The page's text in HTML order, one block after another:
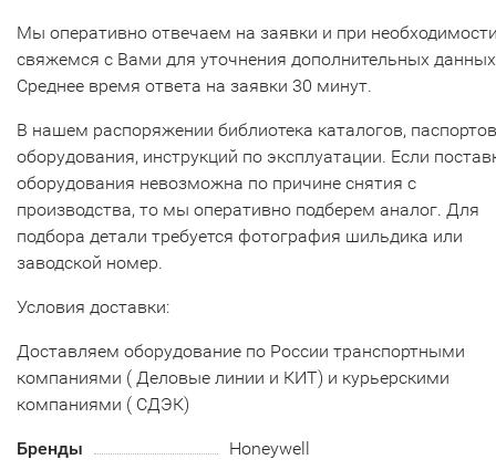
Мы оперативно отвечаем на заявки и при
свяжемся с Вами для уточнения дополнительных
Среднее время ответа на заявки 30 минут.
В нашем распоряжении библиотека каталогов, паспортов
оборудования, инструкций по эксплуатации. Если
оборудования невозможна по причине снятия с
производства, то мы оперативно подберем аналог. Для
подбора детали требуется фотография шильдика или
заводской номер.
Условия доставки:
Доставляем оборудование по России транспортными
компаниями ( Деловые линии и КИТ) и курьерскими
компаниями ( СДЭК)
Бренды Honeywell